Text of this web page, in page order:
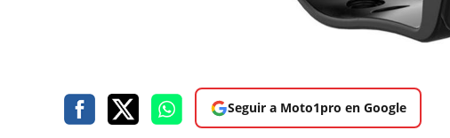
Seguir a Moto1pro en Google